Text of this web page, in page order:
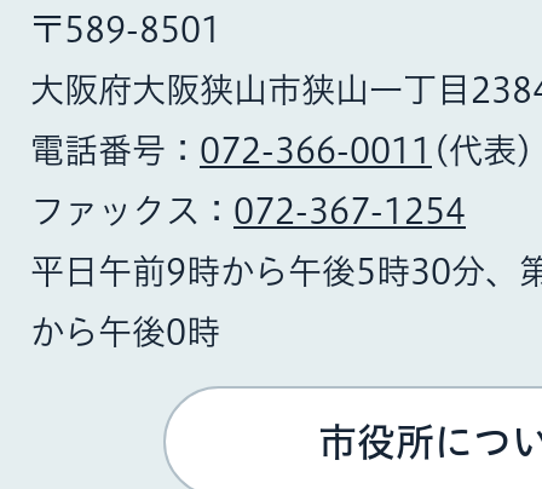
〒589-8501
大阪府大阪狭山市狭山一丁目
電話番号： 072-366-0011 (代表)
ファックス： 072-367-1254
平日午前9時から午後5時30分、
から午後0時
市役所につ